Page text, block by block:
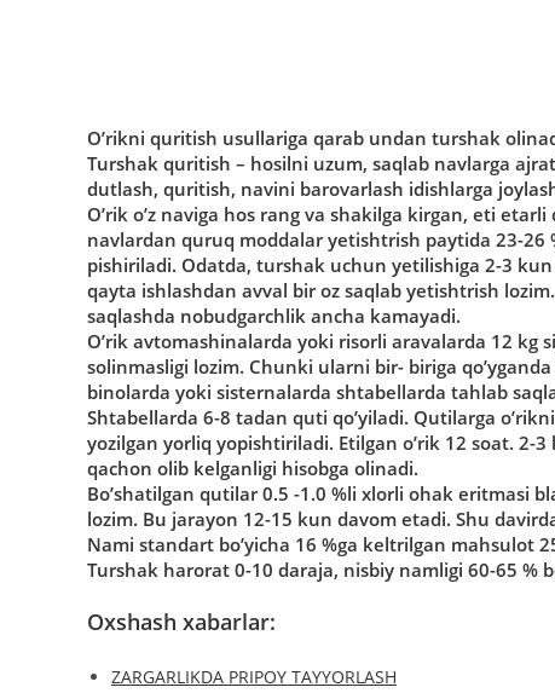
O’rikni quritish usullariga qarab undan turshak
Turshak quritish – hosilni uzum, saqlab navlarga
dutlash, quritish, navini barovarlash idishlarga
O’rik o’z naviga hos rang va shakilga kirgan, eti
navlardan quruq moddalar yetishtrish paytida 23-26
pishiriladi. Odatda, turshak uchun yetilishiga 2-3
qayta ishlashdan avval bir oz saqlab yetishtrish
saqlashda nobudgarchlik ancha kamayadi.
O’rik avtomashinalarda yoki risorli aravalarda 12 kg
solinmasligi lozim. Chunki ularni bir- biriga
binolarda yoki sisternalarda shtabellarda tahlab
Shtabellarda 6-8 tadan quti qo’yiladi. Qutilarga
yozilgan yorliq yopishtiriladi. Etilgan o’rik 12 soat. 2-
qachon olib kelganligi hisobga olinadi.
Bo’shatilgan qutilar 0.5 -1.0 %li xlorli ohak eritmasi
lozim. Bu jarayon 12-15 kun davom etadi. Shu
Nami standart bo’yicha 16 %ga keltrilgan
Turshak harorat 0-10 daraja, nisbiy namligi 60-65 %
Oxshash xabarlar:
ZARGARLIKDA PRIPOY TAYYORLASH